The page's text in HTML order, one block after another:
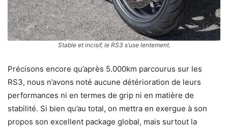
Stable et incisif, le RS3 s’use lentement.
Précisons encore qu’après 5.000km parcourus sur les
RS3, nous n’avons noté aucune détérioration de leurs
performances ni en termes de grip ni en matière de
stabilité. Si bien qu’au total, on mettra en exergue à son
propos son excellent package global, mais surtout la